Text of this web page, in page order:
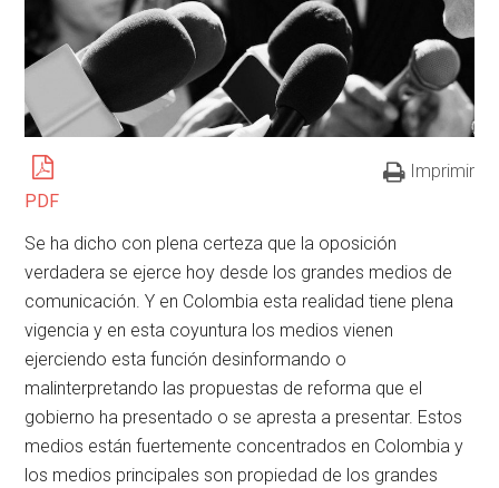
PDF
Imprimir
Se ha dicho con plena certeza que la oposición
verdadera se ejerce hoy desde los grandes medios de
comunicación. Y en Colombia esta realidad tiene plena
vigencia y en esta coyuntura los medios vienen
ejerciendo esta función desinformando o
malinterpretando las propuestas de reforma que el
gobierno ha presentado o se apresta a presentar. Estos
medios están fuertemente concentrados en Colombia y
los medios principales son propiedad de los grandes